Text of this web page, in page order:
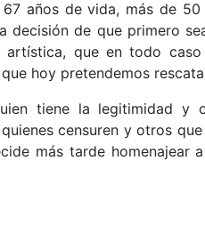
67 años de vida, más de
decisión de que primero
que en todo
hoy pretendemos
tiene la legitimidad y
censuren y otros
más tarde homenajear